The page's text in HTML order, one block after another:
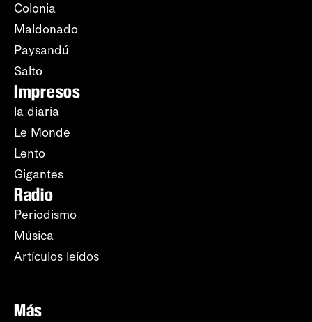
Colonia
Maldonado
Paysandú
Salto
Impresos
la diaria
Le Monde
Lento
Gigantes
Radio
Periodismo
Música
Artículos leídos
Más